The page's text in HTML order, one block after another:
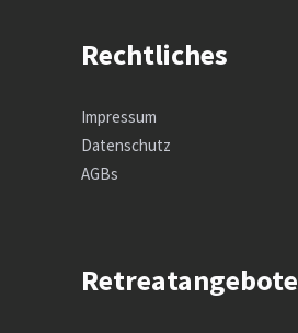
Rechtliches
Impressum
Datenschutz
AGBs
Retreatangebote